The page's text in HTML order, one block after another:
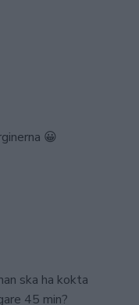
😀
ska ha kokta
45 min?